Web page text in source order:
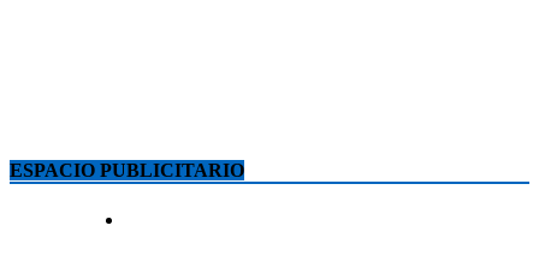
ESPACIO PUBLICITARIO